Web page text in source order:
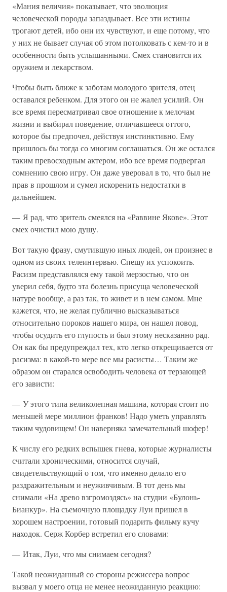
«Мания величия» показывает, что эволюция
человеческой породы запаздывает. Все эти истины
трогают детей, ибо они их чувствуют, и еще потому, что
у них не бывает случая об этом потолковать с кем-то и в
особенности быть услышанными. Смех становится их
оружием и лекарством.
Чтобы быть ближе к заботам молодого зрителя, отец
оставался ребенком. Для этого он не жалел усилий. Он
все время пересматривал свое отношение к мелочам
жизни и выбирал поведение, отличавшееся оттого,
которое бы предпочел, действуя инстинктивно. Ему
пришлось бы тогда со многим соглашаться. Он же остался
таким превосходным актером, ибо все время подвергал
сомнению свою игру. Он даже уверовал в то, что был не
прав в прошлом и сумел искоренить недостатки в
дальнейшем.
— Я рад, что зритель смеялся на «Раввине Якове». Этот
смех очистил мою душу.
Вот такую фразу, смутившую иных людей, он произнес в
одном из своих телеинтервью. Спешу их успокоить.
Расизм представлялся ему такой мерзостью, что он
уверил себя, будто эта болезнь присуща человеческой
натуре вообще, а раз так, то живет и в нем самом. Мне
кажется, что, не желая публично высказываться
относительно пороков нашего мира, он нашел повод,
чтобы осудить его глупость и был этому несказанно рад.
Он как бы предупреждал тех, кто легко открещивается от
расизма: в какой-то мере все мы расисты… Таким же
образом он старался освободить человека от терзающей
его зависти:
— У этого типа великолепная машина, которая стоит по
меньшей мере миллион франков! Надо уметь управлять
таким чудовищем! Он наверняка замечательный шофер!
К числу его редких вспышек гнева, которые журналисты
считали хроническими, относится случай,
свидетельствующий о том, что именно делало его
раздражительным и неуживчивым. В тот день мы
снимали «На древо взгромоздясь» на студии «Булонь-
Бианкур». На съемочную площадку Луи пришел в
хорошем настроении, готовый подарить фильму кучу
находок. Серж Корбер встретил его словами:
— Итак, Луи, что мы снимаем сегодня?
Такой неожиданный со стороны режиссера вопрос
вызвал у моего отца не менее неожиданную реакцию: